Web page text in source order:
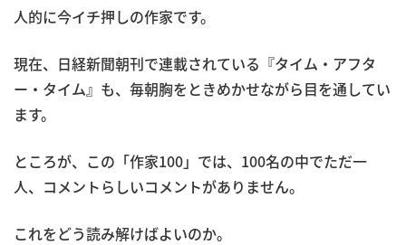
人的に今イチ押しの作家です。
現在、日経新聞朝刊で連載されている『タイム・アフタ
ー・タイム』も、毎朝胸をときめかせながら目を通してい
ます。
ところが、この「作家100」では、100名の中でただ一
人、コメントらしいコメントがありません。
これをどう読み解けばよいのか。